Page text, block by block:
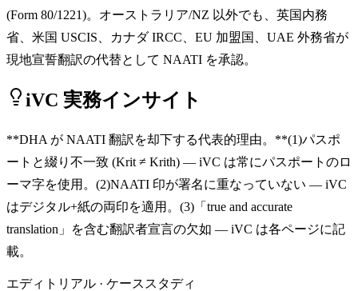
(Form 80/1221)。オーストラリア/NZ 以外でも、英国内務
省、米国 USCIS、カナダ IRCC、EU 加盟国、UAE 外務省が
現地宣誓翻訳の代替として NAATI を承認。
iVC 実務インサイト
**DHA が NAATI 翻訳を却下する代表的理由。**(1)パスポ
ートと綴り不一致 (Krit ≠ Krith) — iVC は常にパスポートのロ
ーマ字を使用。(2)NAATI 印が署名に重なっていない — iVC
はデジタル+紙の両印を適用。(3)「true and accurate
translation」を含む翻訳者宣言の欠如 — iVC は各ページに記
載。
エディトリアル · ケーススタディ